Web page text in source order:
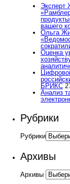
Эксперт
вашего
Ольга
Оценка
БРИКС
Анализ
Рубрики
Рубрики
Архивы
Архивы